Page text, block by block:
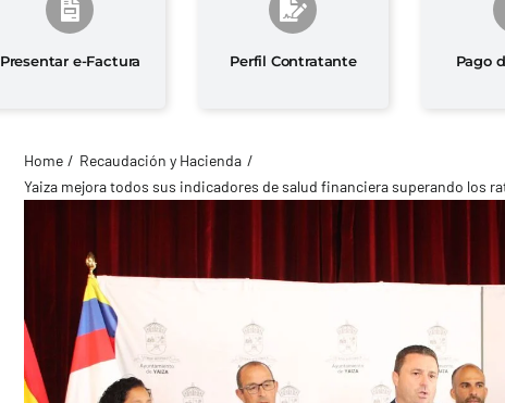
Presentar e-Factura Perfil Contratante Pago
Home
Recaudación y Hacienda
Yaiza mejora todos sus indicadores de salud financiera superando los